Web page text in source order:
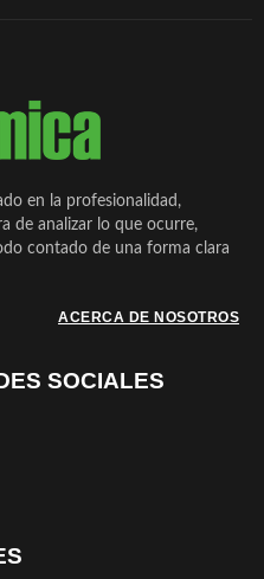
en la profesionalidad,
de analizar lo que ocurre,
contado de una forma clara
ACERCA DE NOSOTROS
SOCIALES